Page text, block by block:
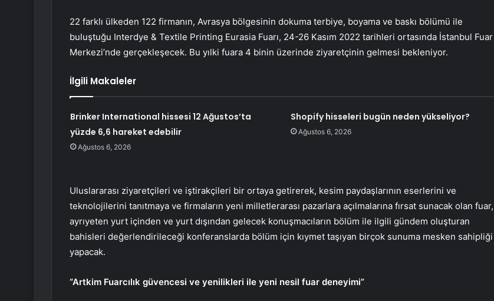
22 farklı ülkeden 122 firmanın, Avrasya bölgesinin dokuma terbiye, boyama ve baskı bölümü ile
buluştuğu Interdye & Textile Printing Eurasia Fuarı, 24-26 Kasım 2022 tarihleri ortasında İstanbul Fuar
Merkezi’nde gerçekleşecek. Bu yılki fuara 4 binin üzerinde ziyaretçinin gelmesi bekleniyor.
İlgili Makaleler
Brinker International hissesi 12 Ağustos’ta
yüzde 6,6 hareket edebilir
Ağustos 6, 2026
Shopify hisseleri bugün neden yükseliyor?
Ağustos 6, 2026
Uluslararası ziyaretçileri ve iştirakçileri bir ortaya getirerek, kesim paydaşlarının eserlerini ve
teknolojilerini tanıtmaya ve firmaların yeni milletlerarası pazarlara açılmalarına fırsat sunacak olan fuar,
ayrıyeten yurt içinden ve yurt dışından gelecek konuşmacıların bölüm ile ilgili gündem oluşturan
bahisleri değerlendirileceği konferanslarda bölüm için kıymet taşıyan birçok sunuma mesken sahipliği
yapacak.
“Artkim Fuarcılık güvencesi ve yenilikleri ile yeni nesil fuar deneyimi”